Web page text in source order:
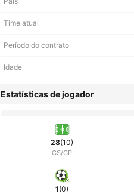
Time atual
Período do contrato
Idade
Estatísticas de jogador
28(10)
GS/GP
1(0)